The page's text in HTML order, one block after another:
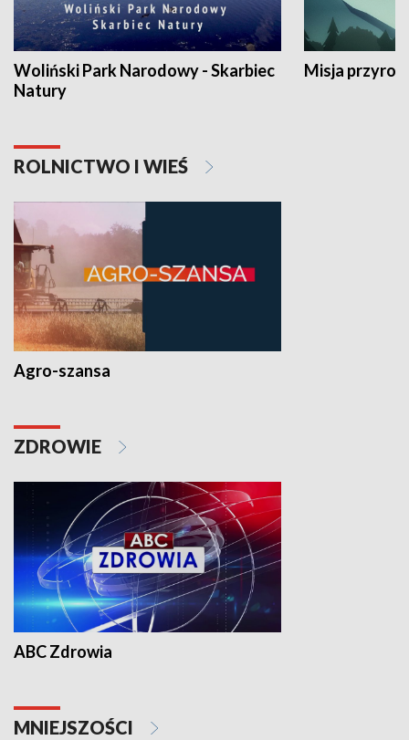
Woliński Park Narodowy - Skarbiec
Natury
Misja
ROLNICTWO I WIEŚ
Agro-szansa
ZDROWIE
ABC Zdrowia
MNIEJSZOŚCI